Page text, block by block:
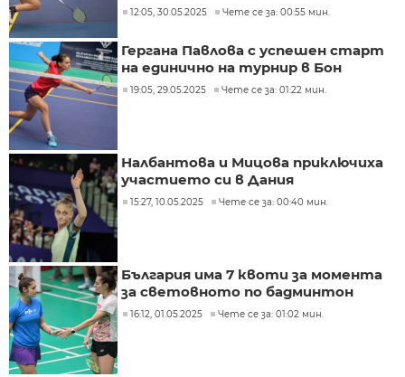
12:05, 30.05.2025 Чете се за: 00:55 мин.
Гергана Павлова с успешен старт
на единично на турнир в Бон
19:05, 29.05.2025 Чете се за: 01:22 мин.
Налбантова и Мицова приключиха
участието си в Дания
15:27, 10.05.2025 Чете се за: 00:40 мин.
България има 7 квоти за момента
за световното по бадминтон
16:12, 01.05.2025 Чете се за: 01:02 мин.